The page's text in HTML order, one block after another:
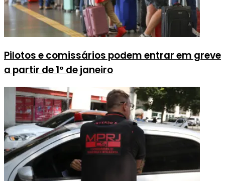
Pilotos e comissários podem entrar em greve
a partir de 1º de janeiro